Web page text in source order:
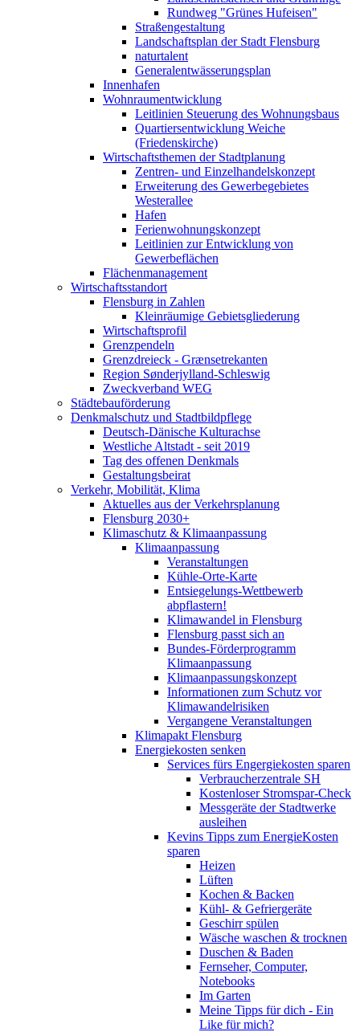
Rundweg "Grünes Hufeisen"
Straßengestaltung
Landschaftsplan der Stadt Flensburg
naturtalent
Generalentwässerungsplan
Innenhafen
Wohnraumentwicklung
Leitlinien Steuerung des Wohnungsbaus
Quartiersentwicklung Weiche
(Friedenskirche)
Wirtschaftsthemen der Stadtplanung
Zentren- und Einzelhandelskonzept
Erweiterung des Gewerbegebietes
Westerallee
Hafen
Ferienwohnungskonzept
Leitlinien zur Entwicklung von
Gewerbeflächen
Flächenmanagement
Wirtschaftsstandort
Flensburg in Zahlen
Kleinräumige Gebietsgliederung
Wirtschaftsprofil
Grenzpendeln
Grenzdreieck - Grænsetrekanten
Region Sønderjylland-Schleswig
Zweckverband WEG
Städtebauförderung
Denkmalschutz und Stadtbildpflege
Deutsch-Dänische Kulturachse
Westliche Altstadt - seit 2019
Tag des offenen Denkmals
Gestaltungsbeirat
Verkehr, Mobilität, Klima
Aktuelles aus der Verkehrsplanung
Flensburg 2030+
Klimaschutz & Klimaanpassung
Klimaanpassung
Veranstaltungen
Kühle-Orte-Karte
Entsiegelungs-Wettbewerb
abpflastern!
Klimawandel in Flensburg
Flensburg passt sich an
Bundes-Förderprogramm
Klimaanpassung
Klimaanpassungskonzept
Informationen zum Schutz vor
Klimawandelrisiken
Vergangene Veranstaltungen
Klimapakt Flensburg
Energiekosten senken
Services fürs Engergiekosten sparen
Verbraucherzentrale SH
Kostenloser Stromspar-Check
Messgeräte der Stadtwerke
ausleihen
Kevins Tipps zum EnergieKosten
sparen
Heizen
Lüften
Kochen & Backen
Kühl- & Gefriergeräte
Geschirr spülen
Wäsche waschen & trocknen
Duschen & Baden
Fernseher, Computer,
Notebooks
Im Garten
Meine Tipps für dich - Ein
Like für mich?